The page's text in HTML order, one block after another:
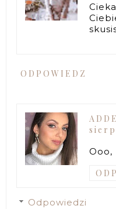
ODPOWIEDZ
Ooo,
Odpowiedzi